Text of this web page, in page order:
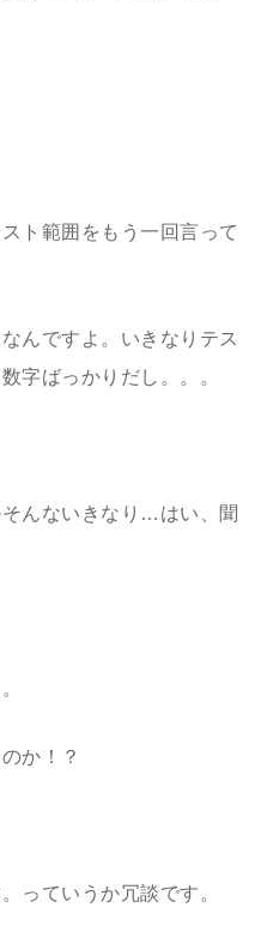
ト範囲をもう一回言って
んですよ。いきなりテス
字ばっかりだし。。。
んないきなり…はい、聞
か！？
っていうか冗談です。